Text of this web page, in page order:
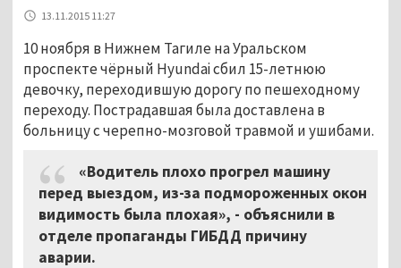
13.11.2015 11:27
10 ноября в Нижнем Тагиле на Уральском
проспекте чёрный Hyundai сбил 15-летнюю
девочку, переходившую дорогу по пешеходному
переходу. Пострадавшая была доставлена в
больницу с черепно-мозговой травмой и ушибами.
«Водитель плохо прогрел машину
перед выездом, из-за подмороженных окон
видимость была плохая», - объяснили в
отделе пропаганды ГИБДД причину
аварии.